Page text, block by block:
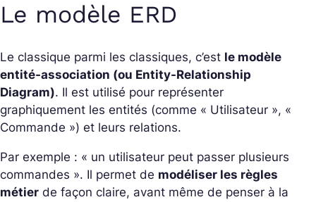
Le modèle ERD
Le classique parmi les classiques, c’est le modèle
entité-association (ou Entity-Relationship
Diagram). Il est utilisé pour représenter
graphiquement les entités (comme « Utilisateur », «
Commande ») et leurs relations.
Par exemple : « un utilisateur peut passer plusieurs
commandes ». Il permet de modéliser les règles
métier de façon claire, avant même de penser à la